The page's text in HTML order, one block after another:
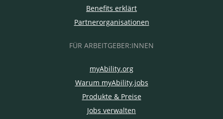
Benefits erklärt
Partnerorganisationen
FÜR ARBEITGEBER:INNEN
myAbility.org
Warum myAbility.jobs
Produkte & Preise
Jobs verwalten